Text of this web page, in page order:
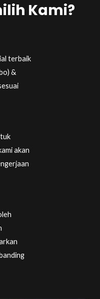
Kami?
terbaik
&
akan